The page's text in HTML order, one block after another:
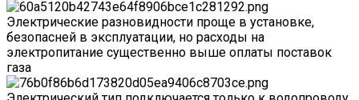
Электрические разновидности проще в установке,
безопасней в эксплуатации, но расходы на
электропитание существенно выше оплаты поставок
газа